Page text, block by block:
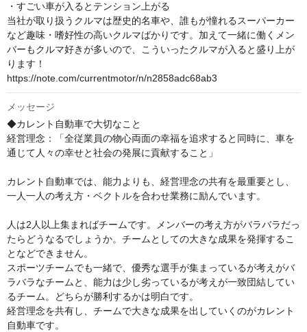
・すごい車が入るとテンション上がる
当社が取り扱うクルマは歴史的名車や、誰もが憧れるスーパーカー
など趣味・嗜好性の高いクルマばかりです。加えて一緒に働くメン
バーもクルマ好きが多いので、こういったクルマが入ると盛り上が
ります！
https://note.com/currentmotor/n/n2858adc68ab3
メッセージ
◆カレント自動車で大切なこと
経営理念：「全従業員の物心両面の幸福を追求すると同時に、車を
通じて人々の幸せと社会の発展に貢献すること」
カレント自動車では、能力よりも、経営理念の共有を最重要とし、
一人一人の考え方・ベクトルを合わせ業務に励んでいます。
人は2人以上集まればチームです。メンバーの考え方がバラバラだっ
たらどうなるでしょうか。チームとしての大きな成果を発揮するこ
となどできません。
スポーツチームでも一緒で、優秀な選手が集まっているが考えがバ
ラバラなチームと、能力は少し劣っているが考えが一致団結してい
るチーム。どちらが勝利するかは明白です。
経営理念を共有し、チームで大きな成果を出していくのがカレント
自動車です。